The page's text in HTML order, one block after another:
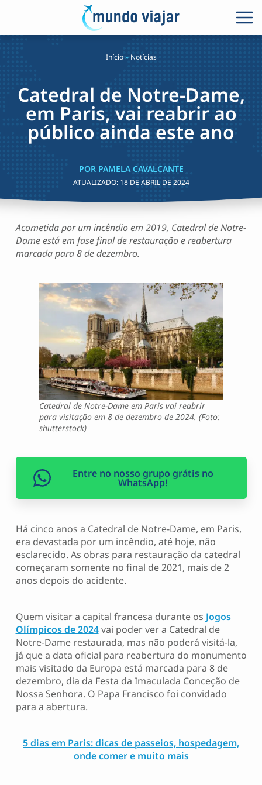
Início» Notícias
Catedral de Notre-Dame,
em Paris, vai reabrir ao
público ainda este ano
POR PAMELA CAVALCANTE
ATUALIZADO: 18 DE ABRIL DE 2024
Acometida por um incêndio em 2019, Catedral de Notre-
Dame está em fase final de restauração e reabertura
marcada para 8 de dezembro.
Catedral de Notre-Dame em Paris vai reabrir
para visitação em 8 de dezembro de 2024. (Foto:
shutterstock)
Entre no nosso grupo grátis no
WhatsApp!
Há cinco anos a Catedral de Notre-Dame, em Paris,
era devastada por um incêndio, até hoje, não
esclarecido. As obras para restauração da catedral
começaram somente no final de 2021, mais de 2
anos depois do acidente.
Quem visitar a capital francesa durante os Jogos
Olímpicos de 2024vai poder ver a Catedral de
Notre-Dame restaurada, mas não poderá visitá-la,
já que a data oficial para reabertura do monumento
mais visitado da Europa está marcada para 8 de
dezembro, dia da Festa da Imaculada Conceção de
Nossa Senhora. O Papa Francisco foi convidado
para a abertura.
5 dias em Paris: dicas de passeios, hospedagem,
onde comer e muito mais